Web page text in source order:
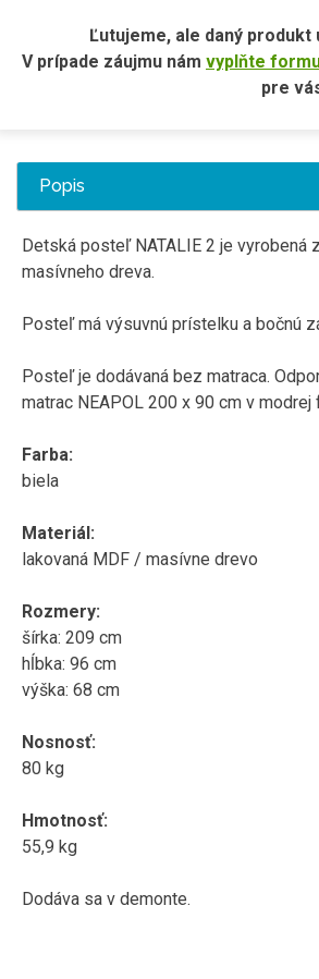
Ľutujeme, ale daný produkt
V prípade záujmu nám vyplňte
pre
Popis
Detská posteľ NATALIE 2 je vyrobená
masívneho dreva.
Posteľ má výsuvnú prístelku a bočnú
Posteľ je dodávaná bez matraca.
matrac NEAPOL 200 x 90 cm v modrej
Farba:
biela
Materiál :
lakovaná MDF / masívne drevo
Rozmery:
šírka: 209 cm
hĺbka: 96 cm
výška: 68 cm
Nosnosť:
80 kg
Hmotnosť:
55,9 kg
Dodáva sa v demonte.